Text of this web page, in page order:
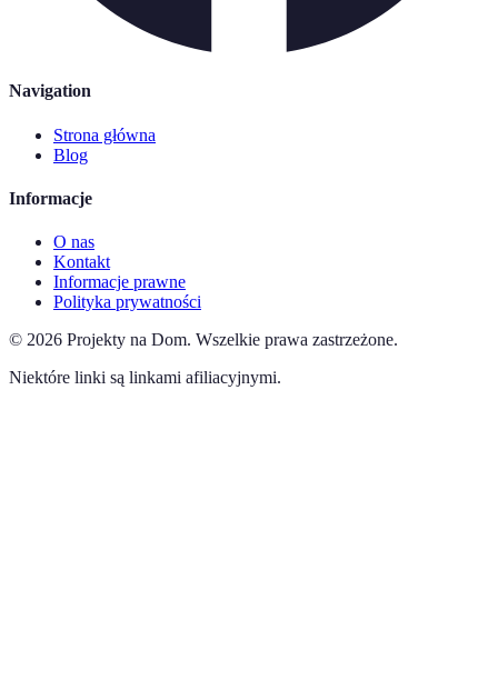
Navigation
Strona główna
Blog
Informacje
O nas
Kontakt
Informacje prawne
Polityka prywatności
© 2026 Projekty na Dom. Wszelkie prawa zastrzeżone.
Niektóre linki są linkami afiliacyjnymi.